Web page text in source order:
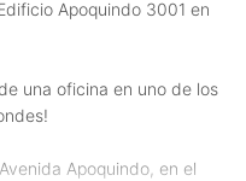
Apoquindo 3001 en
una oficina en uno de los
Apoquindo, en el